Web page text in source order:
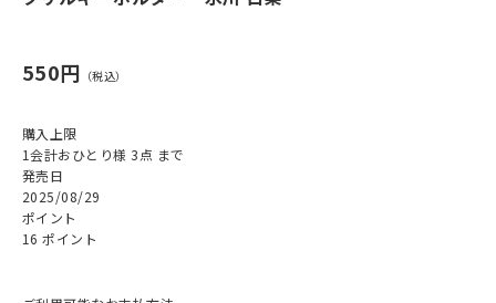
550円
購入上限
1会計おひとり様 3点 まで
発売日
2025/08/29
ポイント
16 ポイント